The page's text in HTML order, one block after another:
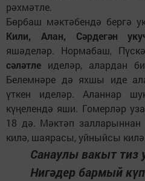
рәхмәтле.
Бөрбаш мәктәбендә бергә
Кили, Алан, Сәрдегән
яшәделәр. Нормабаш,
сәләтле иделәр, алардан
Белемнәре дә яхшы иде
үткен иделәр. Аланнар
күңелендә яши. Гомерләр
18 дә. Мәктәп
килә, шаярасы, уйныйсы
Санаулы вакыт тиз
Нигәдер бармый